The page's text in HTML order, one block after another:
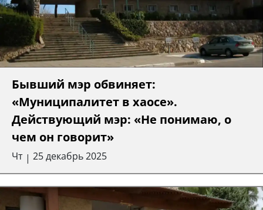
Бывший мэр обвиняет:
«Муниципалитет в хаосе».
Действующий мэр: «Не понимаю, о
чем он говорит»
Чт | 25 декабрь 2025